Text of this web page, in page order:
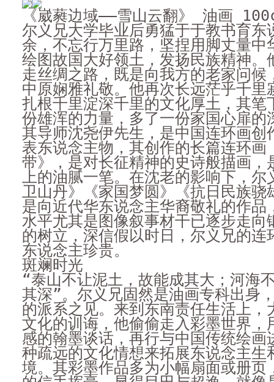
《崴蕤边域——雪山云翻》 油画
尔义兄大学毕业后勇猛于于教书育东
余，不忘行万里路，坚捏用脚丈量中
绘图故国大好领土，发扬民族精神。
走丝绸之路，既是向我方的老家问候
中原娴雅礼敬。他再次长远茫乎千里
扎根千里淀深千里的文化厚土，其笔
份雄浑的力量，多了一份家国心扉的
其导师沈尧伊先生，是中国连环画创
表东说念主物，其创作的长篇连环画
带》，是对长征精神的史诗般描画，
上的油腻一笔。在沈老的影响下，尔
卫山丹》《家国梦圆》《抗日民族骁
是向近代华东说念主华裔敬礼的作品
水平尤其是图像叙事材干已逐步走向
的树立，深信假以时日，尔义兄的连
东说念主珍贵。
斑斓时光
“泰山不让泥土，故能成其大；河海
其深”。尔义兄固然是油画专科出身
的派系之见。来到东南责任生活上，
文化的训诲，他偷偷走入彩墨世界，
感的翰墨谈话，再行与中国传统绘画
种疏远的文化情想来拓展东说念主生
境。其彩墨作品多为小幅扇面或册页